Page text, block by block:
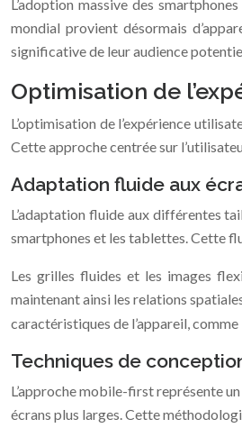
L’adoption massive des
mondial provient désormais
significative de leur audience
Optimisation de
L’optimisation de l’expérience
Cette approche centrée sur
Adaptation fluide aux
L’adaptation fluide aux différentes
smartphones et les tablettes. Cette
Les grilles fluides et les images
maintenant ainsi les relations
caractéristiques de l’appareil, comme
Techniques de
L’approche mobile-first représente
écrans plus larges. Cette